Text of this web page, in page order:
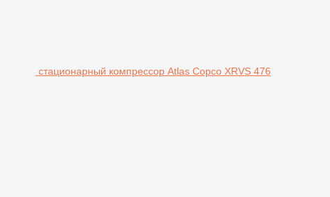
стационарный компрессор Atlas Copco XRVS 476